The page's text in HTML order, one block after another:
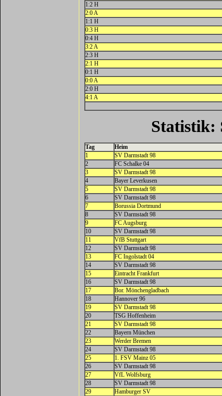
1:2 H
2:0 A
1:1 H
0:3 H
0:4 H
3:2 A
2:3 H
2:1 H
0:1 H
0:0 A
2:0 H
4:1 A
Statistik:
Tag
Heim
1
SV Darmstadt 98
2
FC Schalke 04
3
SV Darmstadt 98
4
Bayer Leverkusen
5
SV Darmstadt 98
6
SV Darmstadt 98
7
Borussia Dortmund
8
SV Darmstadt 98
9
FC Augsburg
10
SV Darmstadt 98
11
VfB Stuttgart
12
SV Darmstadt 98
13
FC Ingolstadt 04
14
SV Darmstadt 98
15
Eintracht Frankfurt
16
SV Darmstadt 98
17
Bor. Mönchengladbach
18
Hannover 96
19
SV Darmstadt 98
20
TSG Hoffenheim
21
SV Darmstadt 98
22
Bayern München
23
Werder Bremen
24
SV Darmstadt 98
25
1. FSV Mainz 05
26
SV Darmstadt 98
27
VfL Wolfsburg
28
SV Darmstadt 98
29
Hamburger SV